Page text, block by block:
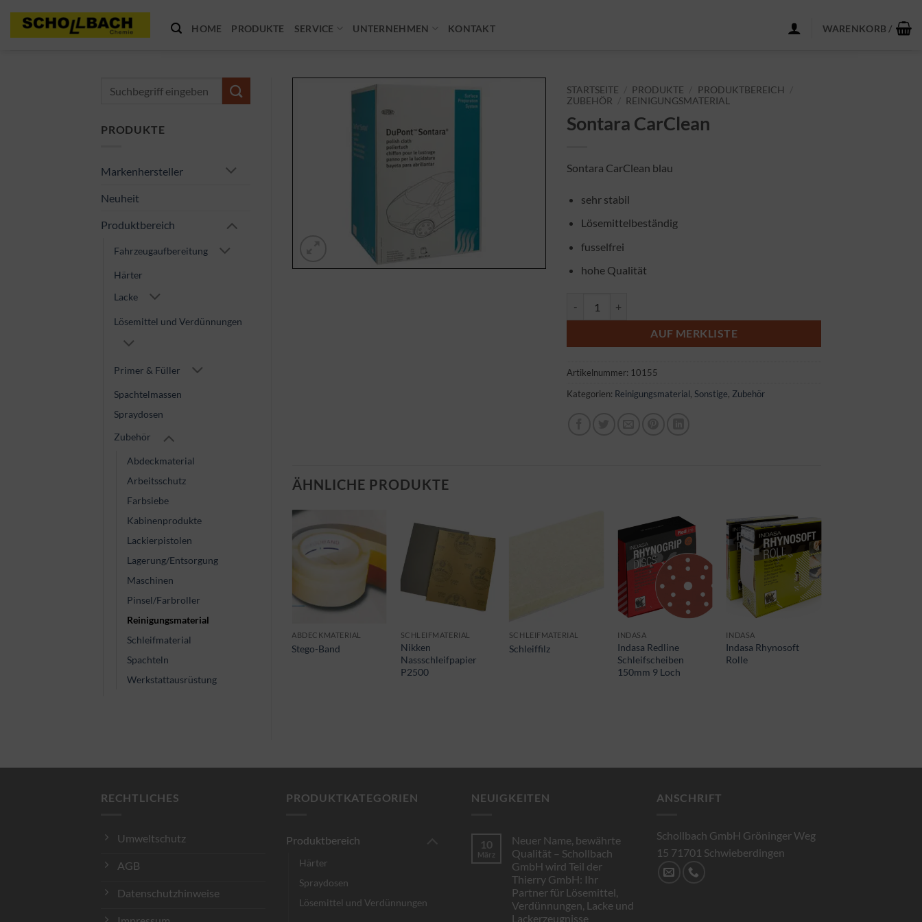
Inhalt
springen
HOME PRODUKTE SERVICE UNTERNEHMEN KONTAKT WARENKORB /
PRODUKTE
Markenhersteller
Neuheit
Produktbereich
Fahrzeugaufbereitung
Härter
Lacke
Lösemittel und Verdünnungen
Primer & Füller
Spachtelmassen
Spraydosen
Zubehör
Abdeckmaterial
Arbeitsschutz
Farbsiebe
Kabinenprodukte
Lackierpistolen
Lagerung/Entsorgung
Maschinen
Pinsel/Farbroller
Reinigungsmaterial
Schleifmaterial
Spachteln
Werkstattausrüstung
STARTSEITE PRODUKTE PRODUKTBEREICH
ZUBEHÖR
REINIGUNGSMATERIAL
Sontara CarClean
Sontara CarClean blau
sehr stabil
Lösemittelbeständig
fusselfrei
hohe Qualität
AUF MERKLISTE
Artikelnummer: 10155
Kategorien: Reinigungsmaterial, Sonstige, Zubehör
ÄHNLICHE PRODUKTE
ABDECKMATERIAL
Stego-Band
SCHLEIFMATERIAL
Nikken
Nassschleifpapier
P2500
SCHLEIFMATERIAL
Schleiffilz
INDASA
Indasa Redline
Schleifscheiben
150mm 9 Loch
INDASA
Indasa Rhynosoft
Rolle
Indasa Rhynocell
Klettscheibe
ABDECKMATERIAL
RECHTLICHES
Umweltschutz
AGB
Datenschutzhinweise
PRODUKTKATEGORIEN
Produktbereich
Härter
Spraydosen
Lösemittel und Verdünnungen
NEUIGKEITEN
10
März
Neuer Name, bewährte
Qualität – Schollbach
GmbH wird Teil der
Thierry GmbH: Ihr
Partner für Lösemittel,
Verdünnungen, Lacke und
Lackerzeugnisse
ANSCHRIFT
Schollbach GmbH Gröninger Weg
15 71701 Schwieberdingen